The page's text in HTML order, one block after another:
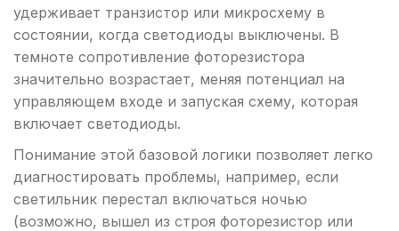
удерживает транзистор или микросхему в
состоянии, когда светодиоды выключены. В
темноте сопротивление фоторезистора
значительно возрастает, меняя потенциал на
управляющем входе и запуская схему, которая
включает светодиоды.
Понимание этой базовой логики позволяет легко
диагностировать проблемы, например, если
светильник перестал включаться ночью
(возможно, вышел из строя фоторезистор или